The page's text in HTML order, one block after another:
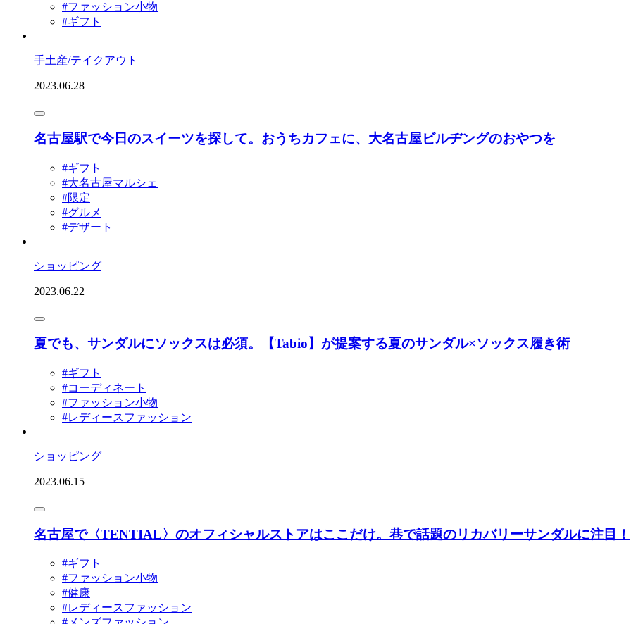
#ファッション小物
#ギフト
手土産/テイクアウト
2023.06.28
名古屋駅で今日のスイーツを探して。おうちカフェに、大名古屋ビルヂングのおやつを
#ギフト
#大名古屋マルシェ
#限定
#グルメ
#デザート
ショッピング
2023.06.22
夏でも、サンダルにソックスは必須。【Tabio】が提案する夏のサンダル×ソックス履き術
#ギフト
#コーディネート
#ファッション小物
#レディースファッション
ショッピング
2023.06.15
名古屋で〈TENTIAL〉のオフィシャルストアはここだけ。巷で話題のリカバリーサンダルに注目！
#ギフト
#ファッション小物
#健康
#レディースファッション